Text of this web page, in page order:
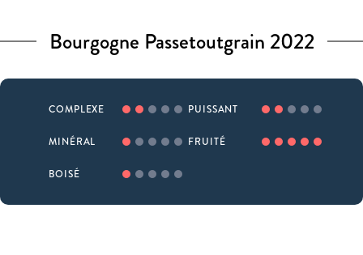
Bourgogne Passetoutgrain 2022
COMPLEXE PUISSANT
MINÉRAL FRUITÉ
BOISÉ